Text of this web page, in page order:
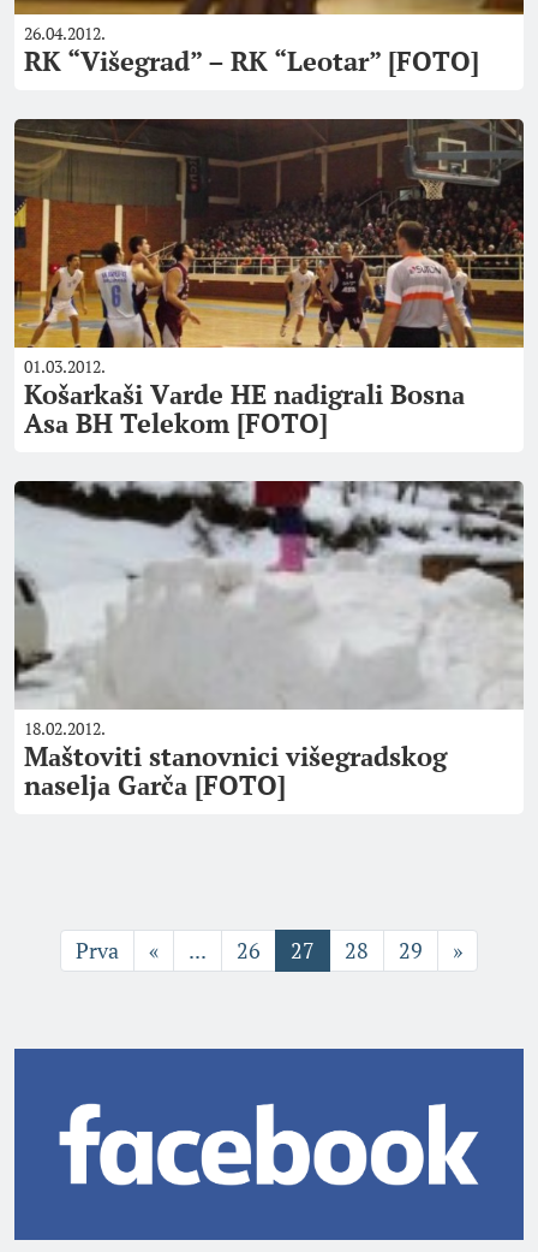
26.04.2012.
RK “Višegrad” – RK “Leotar” [FOTO]
01.03.2012.
Košаrkаši Vаrde HE nаdigrаli Bosnа
Asа BH Telekom [FOTO]
18.02.2012.
Mаštoviti stаnovnici višegrаdskog
nаseljа Gаrčа [FOTO]
Prva « ... 26 27 28 29 »